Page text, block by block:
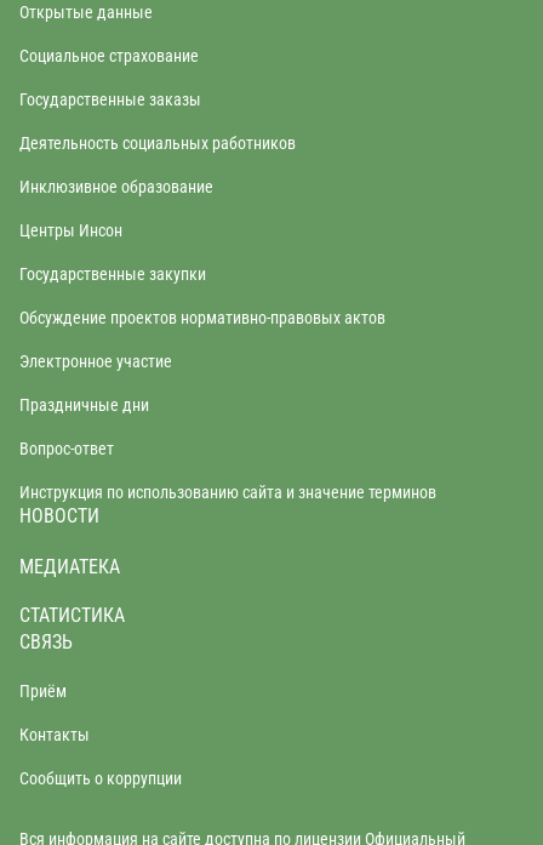
Открытые данные
Социальное страхование
Государственные заказы
Деятельность социальных работников
Инклюзивное образование
Центры Инсон
Государственные закупки
Обсуждение проектов нормативно-правовых актов
Электронное участие
Праздничные дни
Вопрос-ответ
Инструкция по использованию сайта и значение терминов
НОВОСТИ
МЕДИАТЕКА
СТАТИСТИКА
СВЯЗЬ
Приём
Контакты
Сообщить о коррупции
Вся информация на сайте доступна по лицензии Официальный